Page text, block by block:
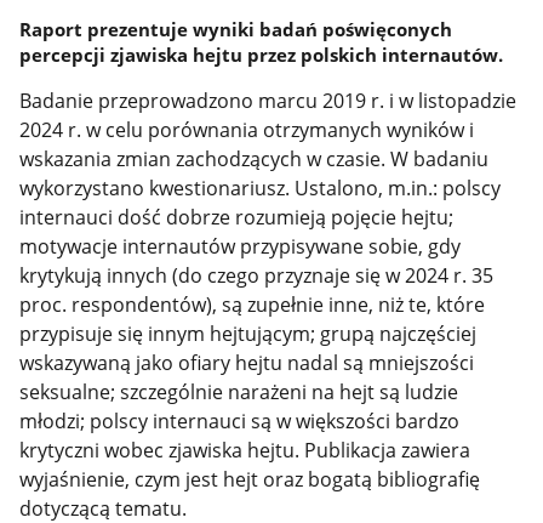
Raport prezentuje wyniki badań poświęconych
percepcji zjawiska hejtu przez polskich internautów.
Badanie przeprowadzono marcu 2019 r. i w listopadzie
2024 r. w celu porównania otrzymanych wyników i
wskazania zmian zachodzących w czasie. W badaniu
wykorzystano kwestionariusz. Ustalono, m.in.: polscy
internauci dość dobrze rozumieją pojęcie hejtu;
motywacje internautów przypisywane sobie, gdy
krytykują innych (do czego przyznaje się w 2024 r. 35
proc. respondentów), są zupełnie inne, niż te, które
przypisuje się innym hejtującym; grupą najczęściej
wskazywaną jako ofiary hejtu nadal są mniejszości
seksualne; szczególnie narażeni na hejt są ludzie
młodzi; polscy internauci są w większości bardzo
krytyczni wobec zjawiska hejtu. Publikacja zawiera
wyjaśnienie, czym jest hejt oraz bogatą bibliografię
dotyczącą tematu.